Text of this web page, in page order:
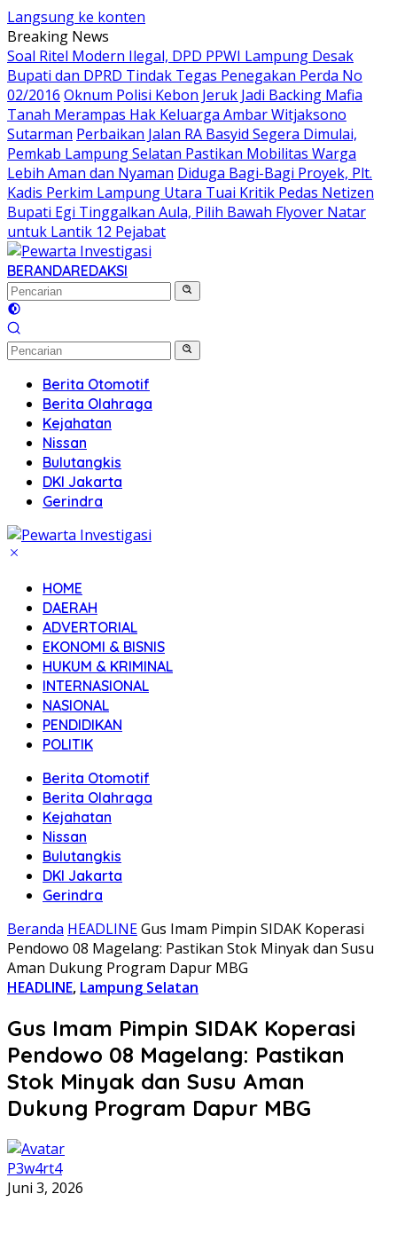
Langsung ke konten
Breaking News
Soal Ritel Modern Ilegal, DPD PPWI Lampung Desak
Bupati dan DPRD Tindak Tegas Penegakan Perda No
02/2016 Oknum Polisi Kebon Jeruk Jadi Backing Mafia
Tanah Merampas Hak Keluarga Ambar Witjaksono
Sutarman Perbaikan Jalan RA Basyid Segera Dimulai,
Pemkab Lampung Selatan Pastikan Mobilitas Warga
Lebih Aman dan Nyaman Diduga Bagi-Bagi Proyek, Plt.
Kadis Perkim Lampung Utara Tuai Kritik Pedas Netizen
Bupati Egi Tinggalkan Aula, Pilih Bawah Flyover Natar
untuk Lantik 12 Pejabat
BERANDAREDAKSI
Berita Otomotif
Berita Olahraga
Kejahatan
Nissan
Bulutangkis
DKI Jakarta
Gerindra
HOME
DAERAH
ADVERTORIAL
EKONOMI & BISNIS
HUKUM & KRIMINAL
INTERNASIONAL
NASIONAL
PENDIDIKAN
POLITIK
Berita Otomotif
Berita Olahraga
Kejahatan
Nissan
Bulutangkis
DKI Jakarta
Gerindra
Beranda HEADLINEGus Imam Pimpin SIDAK Koperasi
Pendowo 08 Magelang: Pastikan Stok Minyak dan Susu
Aman Dukung Program Dapur MBG
HEADLINE, Lampung Selatan
Gus Imam Pimpin SIDAK Koperasi
Pendowo 08 Magelang: Pastikan
Stok Minyak dan Susu Aman
Dukung Program Dapur MBG
P3w4rt4
Juni 3, 2026